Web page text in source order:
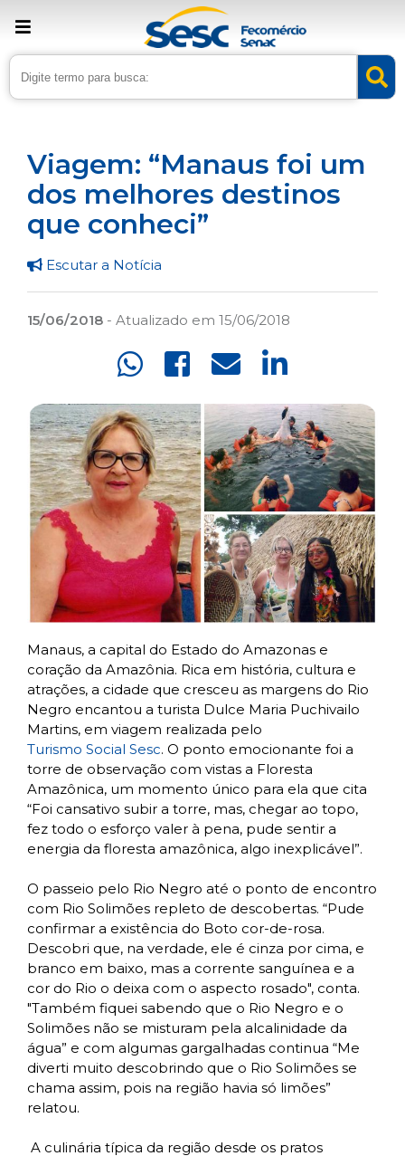
› Home › Noticias
Viagem: “Manaus foi um
dos melhores destinos
que conheci”
Escutar a Notícia
15/06/2018 - Atualizado em 15/06/2018
Manaus, a capital do Estado do Amazonas e
coração da Amazônia. Rica em história, cultura e
atrações, a cidade que cresceu as margens do Rio
Negro encantou a turista Dulce Maria Puchivailo
Martins, em viagem realizada pelo
Turismo Social Sesc. O ponto emocionante foi a
torre de observação com vistas a Floresta
Amazônica, um momento único para ela que cita
“Foi cansativo subir a torre, mas, chegar ao topo,
fez todo o esforço valer à pena, pude sentir a
energia da floresta amazônica, algo inexplicável”.
O passeio pelo Rio Negro até o ponto de encontro
com Rio Solimões repleto de descobertas. “Pude
confirmar a existência do Boto cor-de-rosa.
Descobri que, na verdade, ele é cinza por cima, e
branco em baixo, mas a corrente sanguínea e a
cor do Rio o deixa com o aspecto rosado", conta.
"Também fiquei sabendo que o Rio Negro e o
Solimões não se misturam pela alcalinidade da
água” e com algumas gargalhadas continua “Me
diverti muito descobrindo que o Rio Solimões se
chama assim, pois na região havia só limões”
relatou.
A culinária típica da região desde os pratos